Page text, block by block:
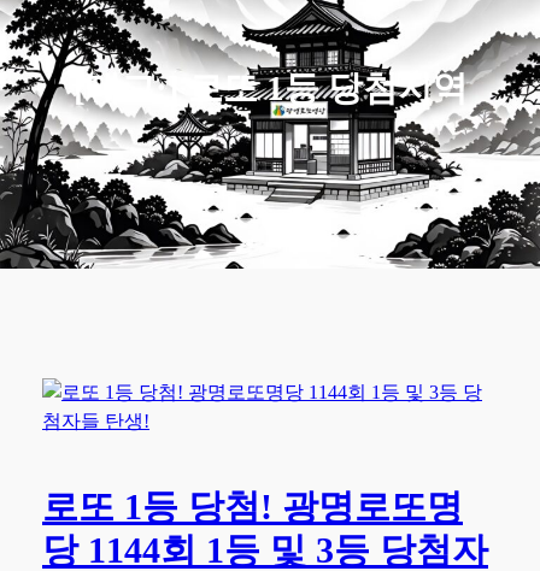
[태그:] 로또 1등 당첨지역
로또 1등 당첨! 광명로또명
당 1144회 1등 및 3등 당첨자